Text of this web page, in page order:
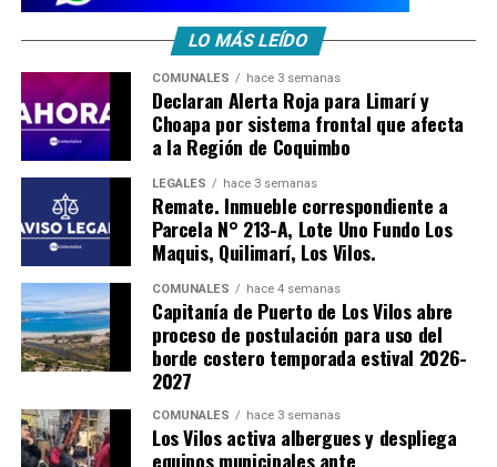
LO MÁS LEÍDO
COMUNALES hace 3 semanas
Declaran Alerta Roja para Limarí y
Choapa por sistema frontal que afecta
a la Región de Coquimbo
LEGALES hace 3 semanas
Remate. Inmueble correspondiente a
Parcela N° 213-A, Lote Uno Fundo Los
Maquis, Quilimarí, Los Vilos.
COMUNALES hace 4 semanas
Capitanía de Puerto de Los Vilos abre
proceso de postulación para uso del
borde costero temporada estival 2026-
2027
COMUNALES hace 3 semanas
Los Vilos activa albergues y despliega
equipos municipales ante